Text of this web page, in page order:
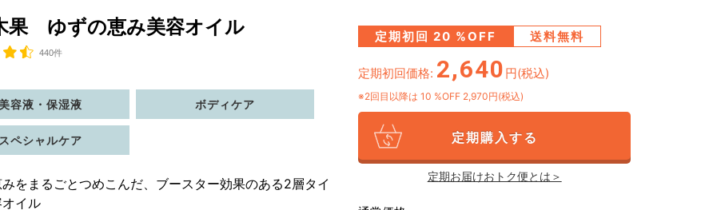
果 ゆずの恵み美容オイル
440件
容液・保湿液 ボディケア
スペシャルケア
をまるごとつめこんだ、ブースター効果のある2層タイ
イル
定期初回 20 %OFF 送料無料
定期初回価格: 2,640 円(税込)
※2回目以降は 10 %OFF 2,970円(税込)
定期購入する
定期お届けおトク便とは＞